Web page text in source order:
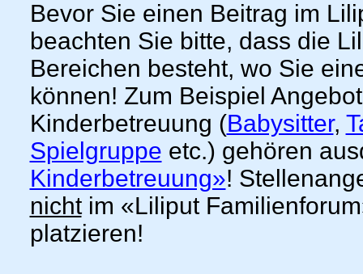
Bevor Sie einen Beitrag im
beachten Sie bitte, dass die
Bereichen besteht, wo Sie
können! Zum Beispiel
Kinderbetreuung (Babysitter,
Spielgruppe etc.) gehören
Kinderbetreuung»!
nichtim «Liliput
platzieren!